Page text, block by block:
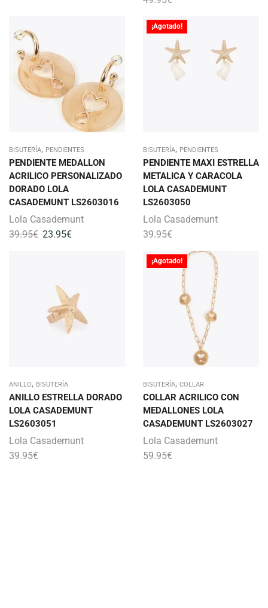
BISUTERÍA, PENDIENTES
PENDIENTE MEDALLON
ACRILICO PERSONALIZADO
DORADO LOLA
CASADEMUNT LS2603016
Lola Casademunt
39.95€ 23.95€
¡Agotado!
BISUTERÍA, PENDIENTES
PENDIENTE MAXI ESTRELLA
METALICA Y CARACOLA
LOLA CASADEMUNT
LS2603050
Lola Casademunt
39.95€
ANILLO, BISUTERÍA
ANILLO ESTRELLA DORADO
LOLA CASADEMUNT
LS2603051
Lola Casademunt
39.95€
¡Agotado!
BISUTERÍA, COLLAR
COLLAR ACRILICO CON
MEDALLONES LOLA
CASADEMUNT LS2603027
Lola Casademunt
59.95€